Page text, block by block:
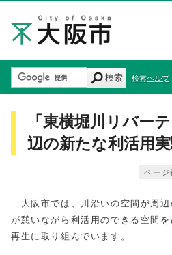
検索 検索ヘルプ
「東横堀川リバー
辺の新たな利活用
ペー
大阪市では、川沿いの空間が周辺
が憩いながら利活用のできる空間
再生に取り組んでいます。